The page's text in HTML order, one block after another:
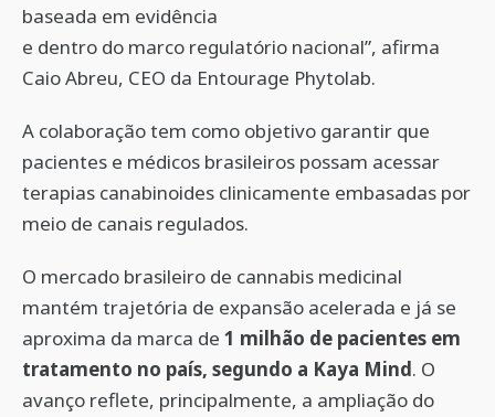
baseada em evidência
e dentro do marco regulatório nacional”, afirma
Caio Abreu, CEO da Entourage Phytolab.
A colaboração tem como objetivo garantir que
pacientes e médicos brasileiros possam acessar
terapias canabinoides clinicamente embasadas por
meio de canais regulados.
O mercado brasileiro de cannabis medicinal
mantém trajetória de expansão acelerada e já se
aproxima da marca de 1 milhão de pacientes em
tratamento no país, segundo a Kaya Mind. O
avanço reflete, principalmente, a ampliação do